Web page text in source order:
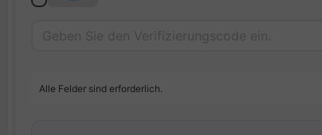
Alle Felder sind erforderlich.